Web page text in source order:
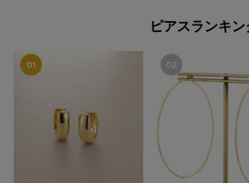
ピアスランキン